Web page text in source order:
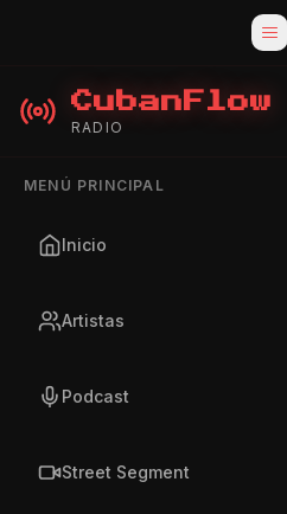
CubanFlow
RADIO
MENÚ PRINCIPAL
Inicio
Artistas
Podcast
Street Segment